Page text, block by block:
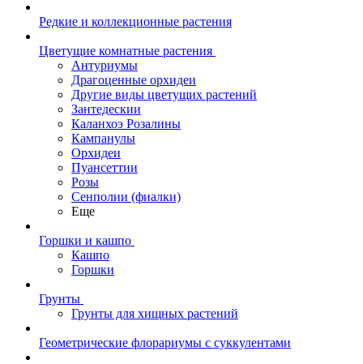
Редкие и коллекционные растения
Цветущие комнатные растения
Антуриумы
Драгоценные орхидеи
Другие виды цветущих растений
Зантедескии
Каланхоэ Розалины
Кампанулы
Орхидеи
Пуансеттии
Розы
Сенполии (фиалки)
Еще
Горшки и кашпо
Кашпо
Горшки
Грунты
Грунты для хищных растений
Геометрические флорариумы с суккулентами